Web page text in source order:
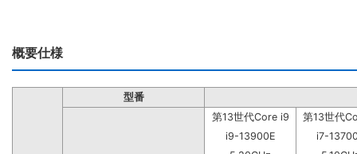
概要仕様
型番
第13世代Core i9
第13世代
i9-13900E
i7-